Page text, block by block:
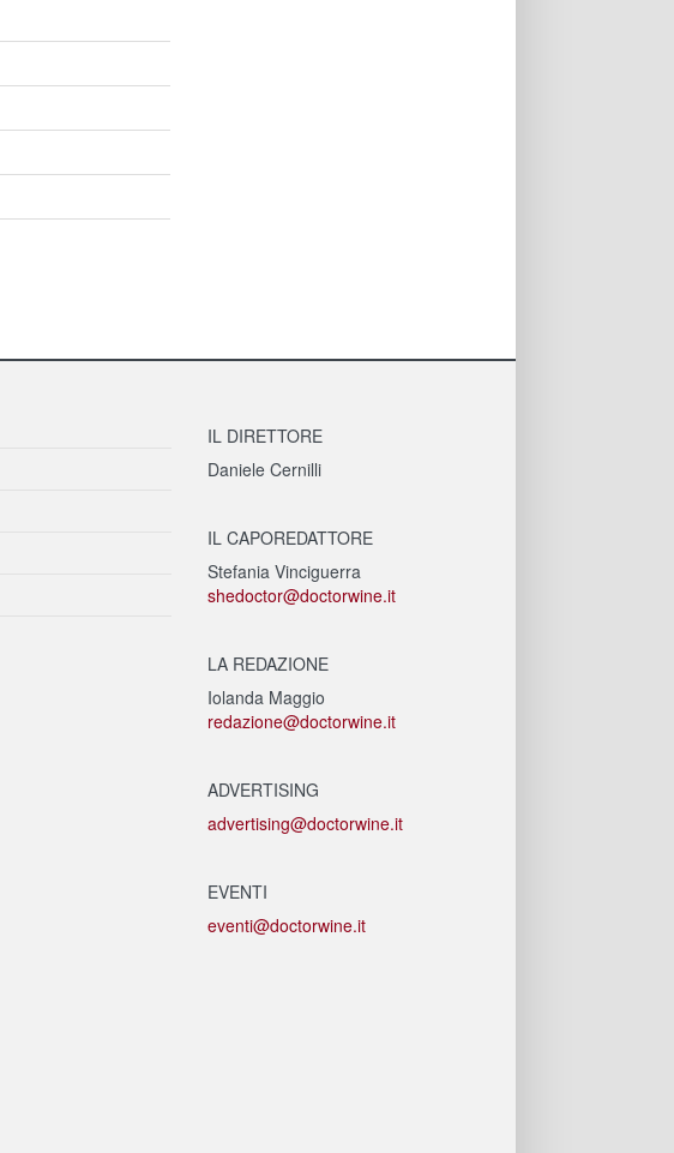
IL DIRETTORE
Daniele Cernilli
IL CAPOREDATTORE
Stefania Vinciguerra
shedoctor@doctorwine.it
LA REDAZIONE
Iolanda Maggio
redazione@doctorwine.it
ADVERTISING
advertising@doctorwine.it
EVENTI
eventi@doctorwine.it